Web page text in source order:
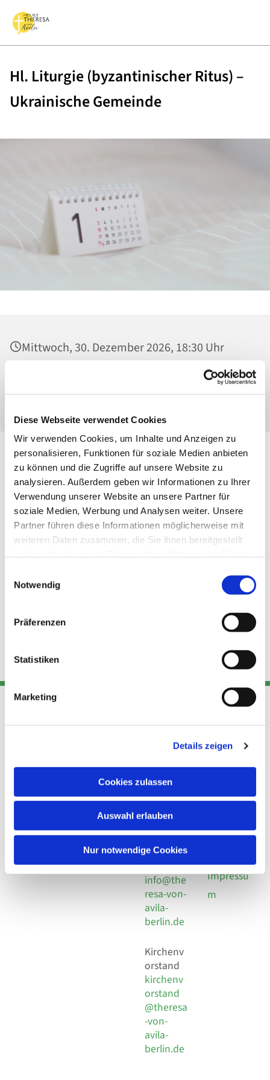
Diese Webseite verwendet Cookies
Wir verwenden Cookies, um Inhalte und Anzeigen zu
personalisieren, Funktionen für soziale Medien anbieten
zu können und die Zugriffe auf unsere Website zu
analysieren. Außerdem geben wir Informationen zu Ihrer
Verwendung unserer Website an unsere Partner für
soziale Medien, Werbung und Analysen weiter. Unsere
Partner führen diese Informationen möglicherweise mit
weiteren Daten zusammen, die Sie ihnen bereitgestellt
Notwendig
Präferenzen
Statistiken
Marketing
Details zeigen
Cookies zulassen
Auswahl erlauben
Nur notwendige Cookies
Hl. Liturgie (byzantinischer Ritus) –
Ukrainische Gemeinde
Mittwoch, 30. Dezember 2026, 18:30 Uhr
Heilig Kreuz, Kirche, Malchower Weg 22-24,
13053 Berlin
Adresse
Kirchengemeinde Pfarrei
Hl. Theresa von Avila Berlin
Nordost
Leitender Pfarrer - Norbert
Pomplun
13086 Berlin
Kont
Telefon
+49 30
924 64 28
30 924 54
18
E-Mail
info@the
resa-von-
avila-
berlin.de
Kirchenv
orstand
kirchenv
orstand
@theresa
-von-
avila-
berlin.de
Links
Datensch
Datensch
Social
Impressu
m